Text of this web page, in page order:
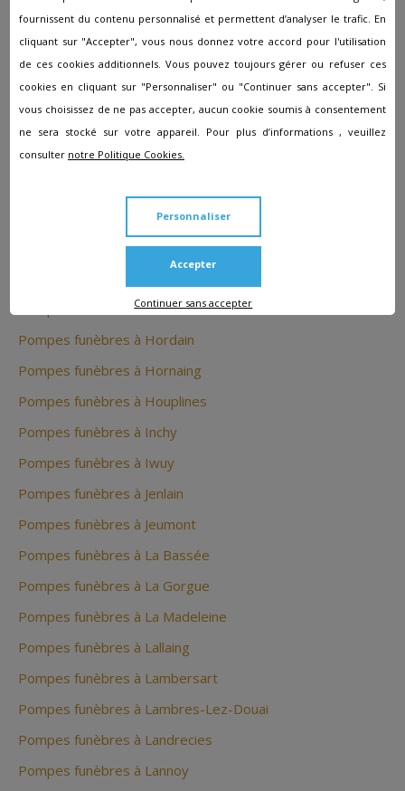
Pompes funèbres à HAULCHIN
Pompes funèbres à Haussy
Pompes funèbres à Hautmont
Pompes funèbres à Hazebrouck
Pompes funèbres à Hergnies
Pompes funèbres à Hérin
Pompes funèbres à Hondschoote
Pompes funèbres à Hordain
Pompes funèbres à Hornaing
Pompes funèbres à Houplines
Pompes funèbres à Inchy
Pompes funèbres à Iwuy
Pompes funèbres à Jenlain
Pompes funèbres à Jeumont
Pompes funèbres à La Bassée
Pompes funèbres à La Gorgue
Pompes funèbres à La Madeleine
Pompes funèbres à Lallaing
Pompes funèbres à Lambersart
Pompes funèbres à Lambres-Lez-Douai
Pompes funèbres à Landrecies
Pompes funèbres à Lannoy
fournissent du contenu personnalisé et permettent d’analyser le trafic. En
cliquant sur "Accepter", vous nous donnez votre accord pour l'utilisation
de ces cookies additionnels. Vous pouvez toujours gérer ou refuser ces
cookies en cliquant sur "Personnaliser" ou "Continuer sans accepter". Si
vous choisissez de ne pas accepter, aucun cookie soumis à consentement
ne sera stocké sur votre appareil. Pour plus d’informations , veuillez
consulter notre Politique Cookies.
Continuer sans accepter
Personnaliser
Accepter